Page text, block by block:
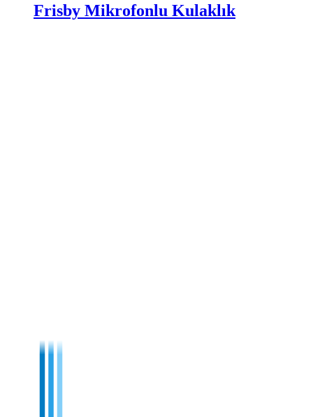
Frisby Mikrofonlu Kulaklık